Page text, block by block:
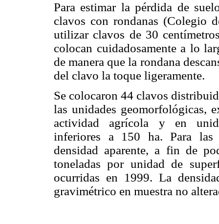
Para estimar la pérdida de
clavos con rondanas (Colegio
utilizar clavos de 30
colocan cuidadosamente a lo
de manera que la rondana
del clavo la toque ligeramente.
Se colocaron 44 clavos
las unidades geomorfológicas,
actividad agrícola y en
inferiores a 150 ha. Para las
densidad aparente, a fin de
toneladas por unidad de
ocurridas en 1999. La
gravimétrico en muestra no